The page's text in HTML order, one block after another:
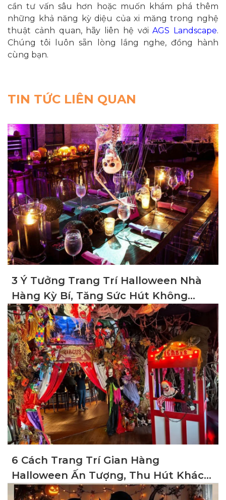
cần tư vấn sâu hơn hoặc muốn khám phá thêm
những khả năng kỳ diệu của xi măng trong nghệ
thuật cảnh quan, hãy liên hệ vớiAGS Landscape.
Chúng tôi luôn sẵn lòng lắng nghe, đồng hành
cùng bạn.
TIN TỨC LIÊN QUAN
3 Ý Tưởng Trang Trí Halloween Nhà
Hàng Kỳ Bí, Tăng Sức Hút Không
Gian
6 Cách Trang Trí Gian Hàng
Halloween Ấn Tượng, Thu Hút Khách
Hàng